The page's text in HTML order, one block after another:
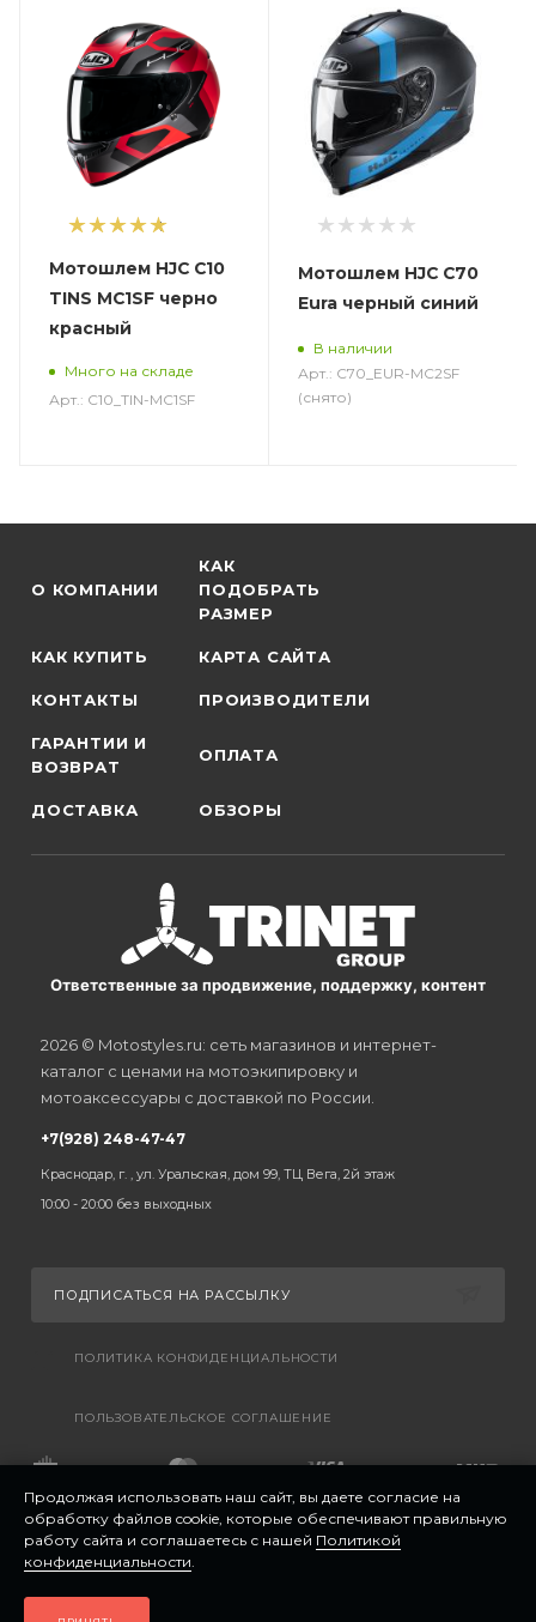
1
Мотошлем HJC C10
TINS MC1SF черно
красный
Много на складе
Арт.: C10_TIN-MC1SF
Мотошлем HJC C70
Eura черный синий
В наличии
Арт.: C70_EUR-MC2SF
(снято)
О КОМПАНИИ
КАК
ПОДОБРАТЬ
РАЗМЕР
КАК КУПИТЬ КАРТА САЙТА
КОНТАКТЫ ПРОИЗВОДИТЕЛИ
ГАРАНТИИ И
ВОЗВРАТ
ОПЛАТА
ДОСТАВКА ОБЗОРЫ
Ответственные за продвижение, поддержку, контент
2026 © Motostyles.ru: сеть магазинов и интернет-
каталог с ценами на мотоэкипировку и
мотоаксессуары с доставкой по России.
+7(928) 248-47-47
Краснодар, г. , ул. Уральская, дом 99, ТЦ Вега, 2й этаж
10:00 - 20:00 без выходных
ПОДПИСАТЬСЯ НА РАССЫЛКУ
ПОЛИТИКА КОНФИДЕНЦИАЛЬНОСТИ
ПОЛЬЗОВАТЕЛЬСКОЕ СОГЛАШЕНИЕ
Продолжая использовать наш сайт, вы даете согласие на
обработку файлов cookie, которые обеспечивают правильную
работу сайта и соглашаетесь с нашей Политикой
конфиденциальности.